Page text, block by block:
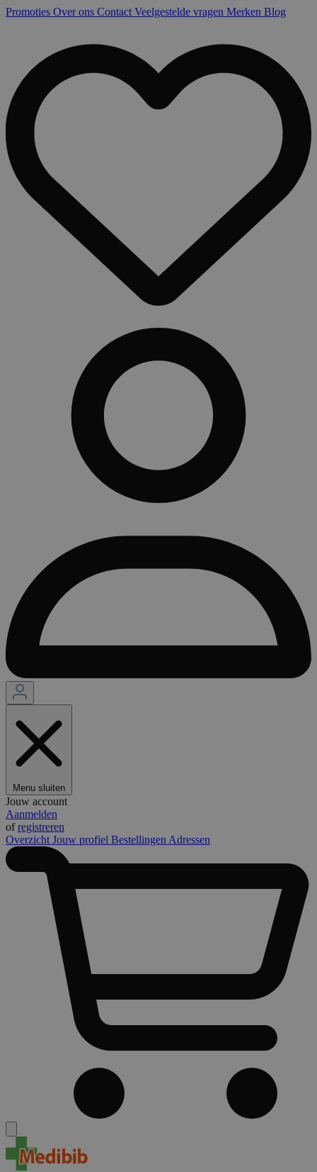
Promoties Over ons Contact Veelgestelde vragen Merken Blog
Menu sluiten
Jouw account
Aanmelden
ofregistreren
Overzicht Jouw profiel Bestellingen Adressen